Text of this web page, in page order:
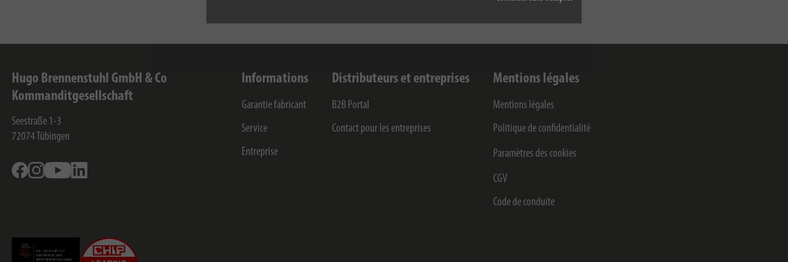
Hugo Brennenstuhl GmbH & Co
Kommanditgesellschaft
Seestraße 1-3
72074 Tübingen
FacebookInstagramYoutube
Informations
Garantie fabricant
Service
Entreprise
Distributeurs et entreprises
B2B Portal
Contact pour les entreprises
Mentions légales
Mentions légales
Politique de confidentialité
Paramètres des cookies
CGV
Code de conduite